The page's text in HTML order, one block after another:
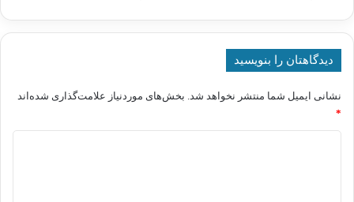
دیدگاهتان را بنویسید
نشانی ایمیل شما منتشر نخواهد شد. بخش‌های موردنیاز علامت‌گذاری شده‌اند
*